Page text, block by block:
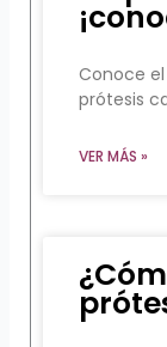
Conoce
prótesis
VER MÁS »